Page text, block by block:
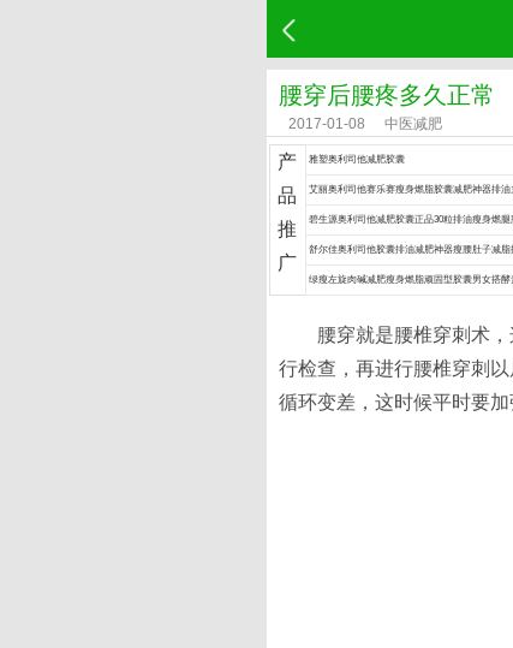
腰穿后腰疼多久正常
2017-01-08 中医减肥
产
品
推
广
雅塑奥利司他减肥胶囊
艾丽奥利司他赛乐赛瘦身燃脂胶囊减肥神器排油
碧生源奥利司他减肥胶囊正品30粒排油瘦身燃
舒尔佳奥利司他胶囊排油减肥神器瘦腰肚子减脂
绿瘦左旋肉碱减肥瘦身燃脂顽固型胶囊男女搭
腰穿就是腰椎穿刺术
行检查，再进行腰椎穿刺
循环变差，这时候平时要